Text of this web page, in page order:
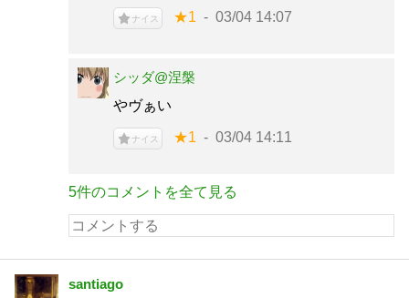
ナイス ★1 03/04 14:07
シッダ@涅槃
やヴぁい
ナイス ★1 03/04 14:11
5件のコメントを全て見る
santiago